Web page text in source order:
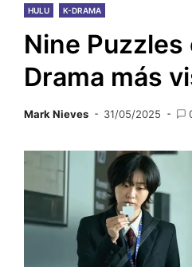
HULU K-DRAMA
Nine Puzzles
Drama más
Mark Nieves 31/05/2025